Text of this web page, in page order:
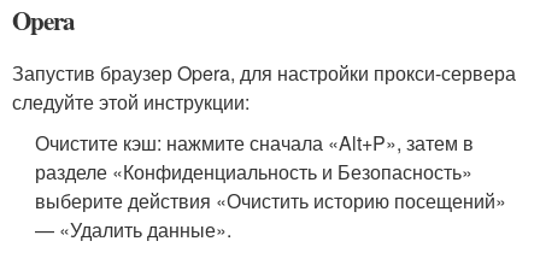
Opera
Запустив браузер Opera, для настройки прокси-сервера
следуйте этой инструкции:
Очистите кэш: нажмите сначала «Alt+P», затем в
разделе «Конфиденциальность и Безопасность»
выберите действия «Очистить историю посещений»
— «Удалить данные».